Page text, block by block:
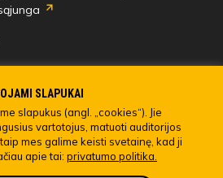
FEDERACIJA. Visos teisės saugomos.
SLAPUKAI
slapukus (angl. „cookies“). Jie
vartotojus, matuoti auditorijos
mes galime keisti svetainę, kad ji
apie tai: privatumo politika.